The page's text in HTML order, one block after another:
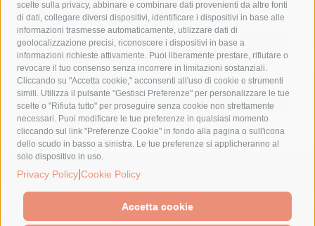
scelte sulla privacy, abbinare e combinare dati provenienti da altre fonti
di dati, collegare diversi dispositivi, identificare i dispositivi in base alle
informazioni trasmesse automaticamente, utilizzare dati di
geolocalizzazione precisi, riconoscere i dispositivi in base a
informazioni richieste attivamente. Puoi liberamente prestare, rifiutare o
revocare il tuo consenso senza incorrere in limitazioni sostanziali.
Cliccando su "Accetta cookie," acconsenti all'uso di cookie e strumenti
simili. Utilizza il pulsante "Gestisci Preferenze" per personalizzare le tue
scelte o "Rifiuta tutto" per proseguire senza cookie non strettamente
necessari. Puoi modificare le tue preferenze in qualsiasi momento
cliccando sul link "Preferenze Cookie" in fondo alla pagina o sull'icona
dello scudo in basso a sinistra. Le tue preferenze si applicheranno al
solo dispositivo in uso.
Privacy Policy Cookie Policy
Accetta cookie
massimo coppola
Meta napoli
ordinanza
penisola sorrentina
piano di sorrento
polizia municipale
protezione civile
Regione Campania
sant'agnello
sindaco cuomo
sorrento studenti temporali
treni
turismo
Vico Equense villa fiorentino vincenzo de luca
© 2015 SorrentoPress. All rights reserved.
Il giornale online della Penisola Sorrentina
Cookie Policy